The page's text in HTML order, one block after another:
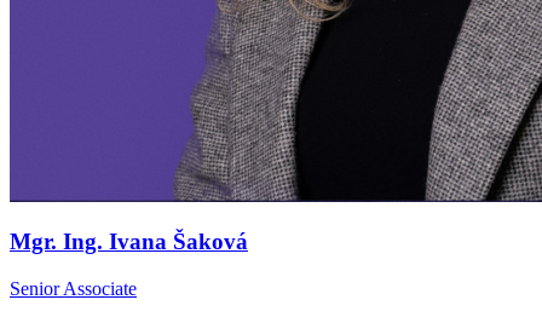
Mgr. Ing. Ivana Šaková
Senior Associate